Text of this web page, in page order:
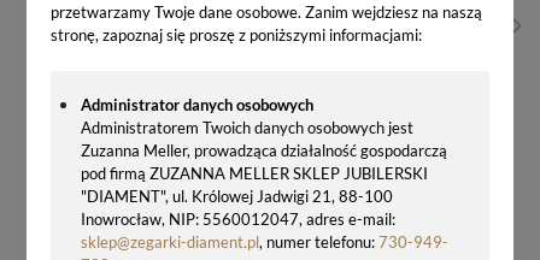
przetwarzamy Twoje dane osobowe. Zanim wejdziesz na naszą
stronę, zapoznaj się proszę z poniższymi informacjami:
Administrator danych osobowych
Administratorem Twoich danych osobowych jest
Zuzanna Meller, prowadząca działalność gospodarczą
pod firmą ZUZANNA MELLER SKLEP JUBILERSKI
"DIAMENT", ul. Królowej Jadwigi 21, 88-100
Inowrocław, NIP: 5560012047, adres e-mail:
sklep@zegarki-diament.pl, numer telefonu:730-949-